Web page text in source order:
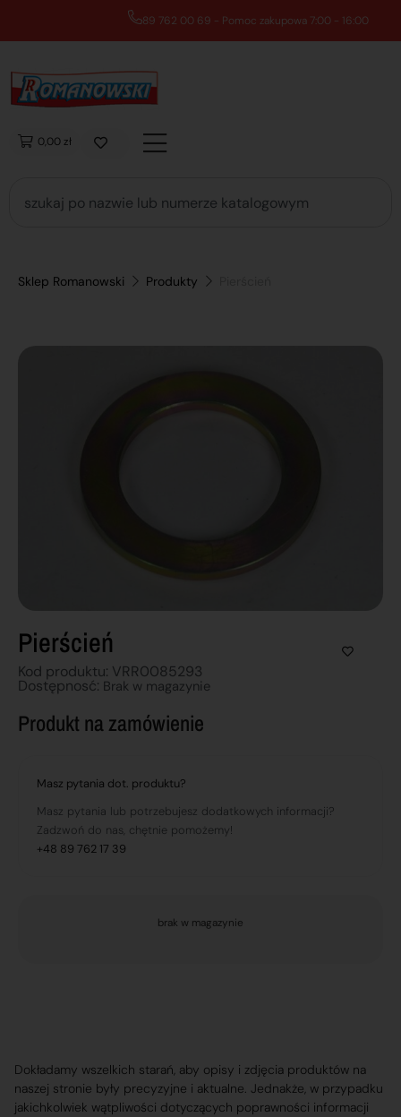
89 762 00 69 - Pomoc zakupowa 7:00 - 16:00
0,00 zł
Sklep Romanowski Produkty
Pierścień
Kod produktu: VRR0085293
Dostępnosć: Brak w magazynie
Produkt na zamówienie
Masz pytania dot. produktu?
Masz pytania lub potrzebujesz dodatkowych informacji?
Zadzwoń do nas, chętnie pomożemy!
+48 89 762 17 39
brak w magazynie
Dokładamy wszelkich starań, aby opisy i zdjęcia produktów na
naszej stronie były precyzyjne i aktualne. Jednakże, w przypadku
jakichkolwiek wątpliwości dotyczących poprawności informacji